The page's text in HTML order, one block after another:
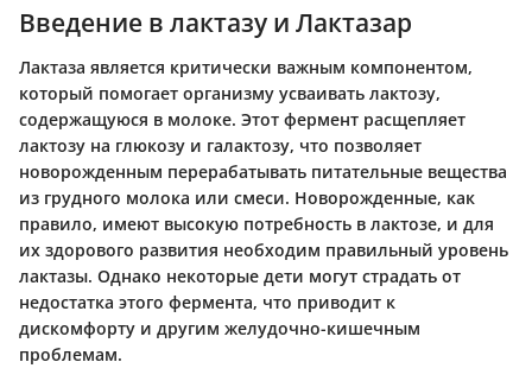
Введение в лактазу и Лактазар
Лактаза является критически важным компонентом,
который помогает организму усваивать лактозу,
содержащуюся в молоке. Этот фермент расщепляет
лактозу на глюкозу и галактозу, что позволяет
новорожденным перерабатывать питательные вещества
из грудного молока или смеси. Новорожденные, как
правило, имеют высокую потребность в лактозе, и для
их здорового развития необходим правильный уровень
лактазы. Однако некоторые дети могут страдать от
недостатка этого фермента, что приводит к
дискомфорту и другим желудочно-кишечным
проблемам.